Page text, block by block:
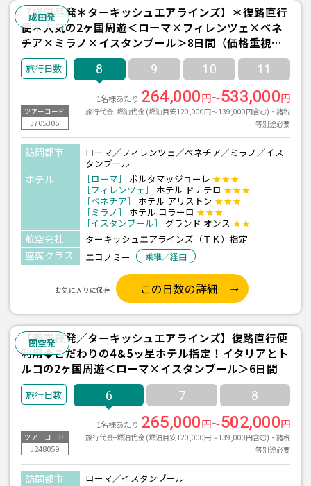
成田発
【成田昼発＊ターキッシュエアラインズ】＊復路直行
便＊人気の2ヶ国周遊＜ローマ×フィレンツェ×ベネ
チア×ミラノ×イスタンブール＞8日間（価格重視ホ
テル利用）
8 9 10 11
ツアーコード
J705305
1名様あたり 264,000円～533,000円
旅行代金+燃油代金 (燃油目安120,000円～139,000円含む)・諸税
等別途必要
訪問都市
ローマ／フィレンツェ／ベネチア／ミラノ／イス
タンブール
ホテル ［ローマ］ ポルタマッジョーレ ★★★
［フィレンツェ］
ホテル ドナテロ ★★★
［ベネチア］
ホテル アリストン ★★★
［ミラノ］
ホテル コラーロ ★★★
［イスタンブール］
グランド オンス ★★
航空会社 ターキッシュエアラインズ（ＴＫ）指定
座席クラス エコノミー 乗継／経由
お気に入りに保存 この日数の詳細
関空発
【関空夜発／ターキッシュエアラインズ】復路直行便
利用◆こだわりの4＆5ッ星ホテル指定！イタリアとト
ルコの2ヶ国周遊＜ローマ×イスタンブール＞6日間
6 7 8
ツアーコード
J248059
1名様あたり 265,000円～502,000円
旅行代金+燃油代金 (燃油目安120,000円～139,000円含む)・諸税
等別途必要
訪問都市 ローマ／イスタンブール